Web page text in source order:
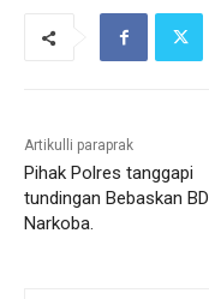
Artikulli paraprak
Pihak Polres tanggapi
tundingan Bebaskan BD
Narkoba.